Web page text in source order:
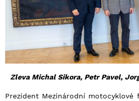
Zleva Michal Sikora, Petr Pavel,
Prezident Mezinárodní motocyklové